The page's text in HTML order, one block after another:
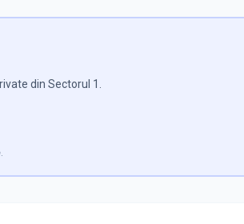
din Sectorul 1.